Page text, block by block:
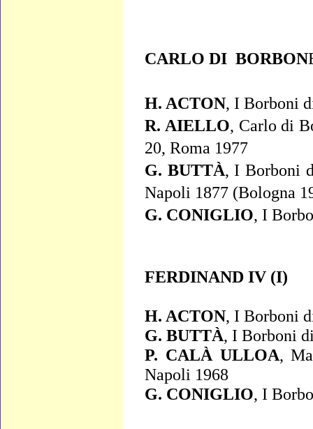
CARLO DI BORBON
H. ACTON, I Borboni
R. AIELLO, Carlo di
20, Roma 1977
G. BUTTÀ, I Borboni
Napoli 1877 (Bologna
G. CONIGLIO, I
FERDINAND IV (I)
H. ACTON, I Borboni
G. BUTTÀ, I Borboni
P. CALÀ ULLOA,
Napoli 1968
G. CONIGLIO, I